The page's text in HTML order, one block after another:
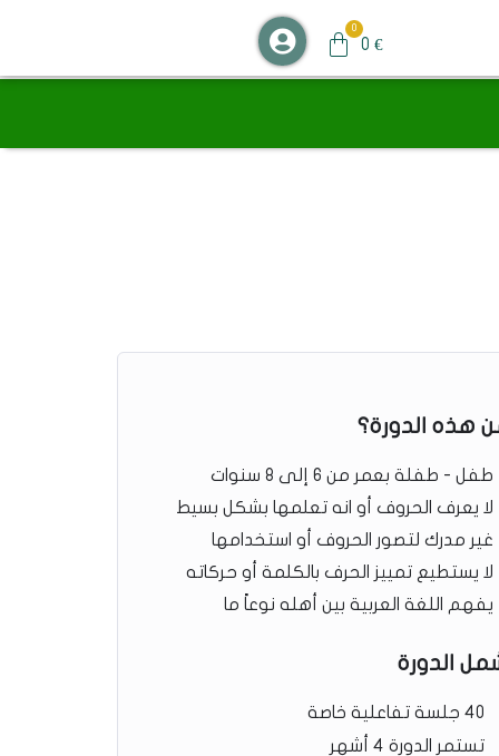
€
0
هذه الدورة؟
طفل - طفلة بعمر من 6 إلى 8 سنوات
لا يعرف الحروف أو انه تعلمها بشكل بسيط
غير مدرك لتصور الحروف أو استخدامها
لا يستطيع تمييز الحرف بالكلمة أو حركاته
يفهم اللغة العربية بين أهله نوعاً ما
الدورة
40 جلسة تفاعلية خاصة
تستمر الدورة 4 أشهر